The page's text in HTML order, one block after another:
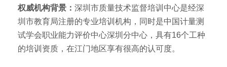
权威机构背景： 深圳市质量技术监督培训中心是经深
圳市教育局注册的专业培训机构，同时是中国计量测
试学会职业能力评价中心深圳分中心，具有16个工种
的培训资质，在江门地区享有很高的认可度。